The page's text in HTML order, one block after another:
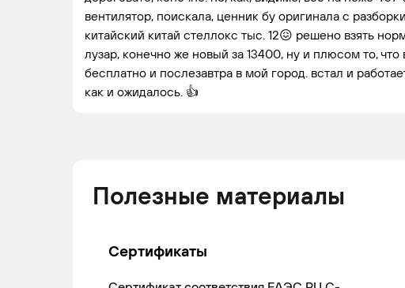
вентилятор, поискала, ценник бу оригинала с
китайский китай стеллокс тыс. 12😖 решено взять
лузар, конечно же новый за 13400, ну и плюсом то, что
бесплатно и послезавтра в мой город. встал и
как и ожидалось. 👍
Полезные материалы
Сертификаты